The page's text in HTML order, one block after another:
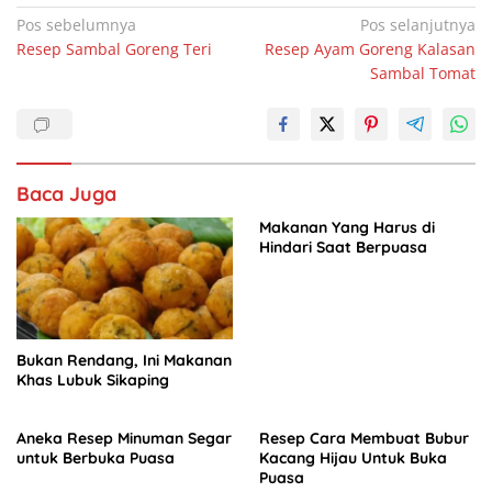
o
o
p
p
n
Navigasi
pos
Pos sebelumnya
Resep Sambal Goreng Teri
Pos selanjutnya
Resep Ayam Goreng Kalasan
Sambal Tomat
Baca Juga
Bukan Rendang, Ini Makanan
Khas Lubuk Sikaping
Makanan Yang Harus di
Hindari Saat Berpuasa
Aneka Resep Minuman Segar
untuk Berbuka Puasa
Resep Cara Membuat Bubur
Kacang Hijau Untuk Buka
Puasa